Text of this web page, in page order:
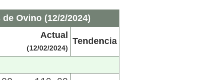
Ovino (12/2/2024)
Actual
(12/02/2024)
Tendencia